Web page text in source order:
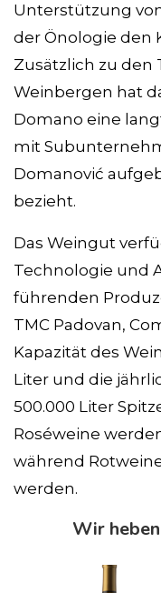
Unterstützung
der Önologie den
Zusätzlich zu den
Weinbergen hat
Domano eine
mit
Domanović
bezieht.
Das Weingut
Technologie und
führenden
TMC Padovan,
Kapazität des
Liter und die
500.000 Liter
Roséweine
während
werden.
Wir